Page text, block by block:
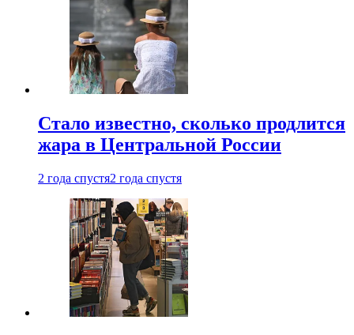
Стало известно, сколько продлится
жара в Центральной России
2 года спустя2 года спустя